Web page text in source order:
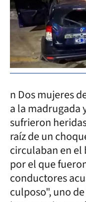
n Dos mujeres
a la madrugada
sufrieron
raíz de un
circulaban en
por el que
conductores
culposo", uno